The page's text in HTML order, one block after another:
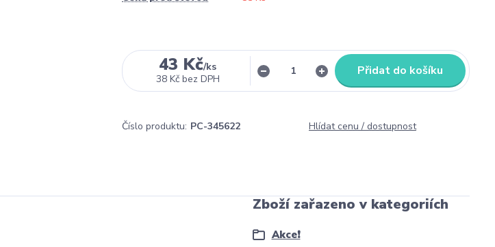
43 Kč/ks
38 Kč bez DPH
Přidat do košíku
Číslo produktu: PC-345622 Hlídat cenu / dostupnost
Zboží zařazeno v kategoriích
Akce❗